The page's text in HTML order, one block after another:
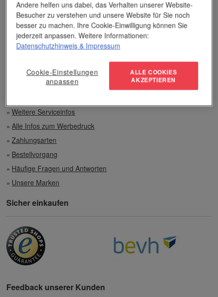
Individuelle Beratung
Zahlen per Rechnung
Preisvorteile auch bei geringen Mengen
Top-Qualität unserer Produkte
Weitere Serviceinfos
Alle Infos zum Werbedruck
Zahlungsarten
Bestellvorgang
Häufige Fragen und Antworten
Unsere Marken
Sicher einkaufen
Feedback unserer Kunden
Andere helfen uns dabei, das Verhalten unserer Website-
Besucher zu verstehen und unsere Website für Sie noch
besser zu machen. Ihre Cookie-Einwilligung können Sie
jederzeit anpassen. Weitere Informationen:
Datenschutzhinweis & Impressum
Cookie-Einstellungen
anpassen
ALLE COOKIES
AKZEPTIEREN